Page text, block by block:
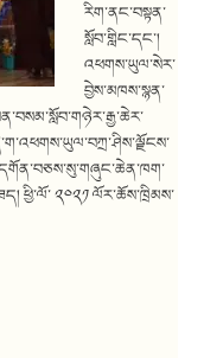
རིག་ནང་བསྟན་
སློབ་གླིང་དང་།
འཕགས་ཡུལ་སེར་
བྱེས་མཁས་སྙན་
ཕྱི་ལོ་ ༢༠༢༡ ལོར་ཆོས་ཁྲིམས་